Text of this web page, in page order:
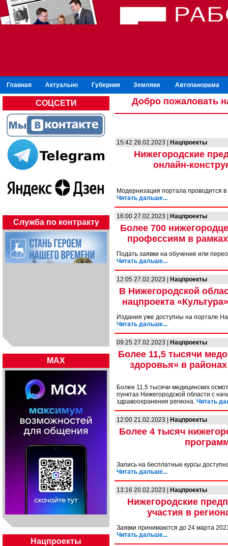
Главная Актуально Губерния Земляки Автопанорама
СОЦСЕТИ
Служба по контракту
MAX
Нацпроекты
Добро пожаловать
15:42 28.02.2023 | Нацпроекты
Нижегородские
онлайн-
Модернизация портала проводится
Читать дальше...
16:00 27.02.2023 | Нацпроекты
Более 700
профессиям в
Подать заявки на обучение или
Читать дальше...
12:05 27.02.2023 | Нацпроекты
В Нижегородской
нацпроекта
Издания уже доступны на портале
Читать дальше...
09:25 27.02.2023 | Нацпроекты
Более 11,5 тысячи
здоровья» в
Более 11,5 тысячи медицинских
пунктах Нижегородской области с
здравоохранения региона. Читать
12:00 21.02.2023 | Нацпроекты
Более 4 тысяч
Запись на бесплатные курсы
Читать дальше...
13:16 20.02.2023 | Нацпроекты
Нижегородские
участия в
Заявки принимаются до 24 марта
Читать дальше...